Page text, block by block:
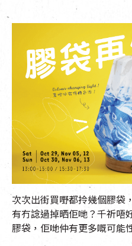
CHAT六廠
南豐作坊
到訪我們
開放時間及位置
穿梭巴士服務
停車場
NF TOUCH
EN|簡
次次出街買嘢都拎幾個膠袋
有冇諗過掉晒佢哋？千祈唔
膠袋，佢哋仲有更多嘅可能